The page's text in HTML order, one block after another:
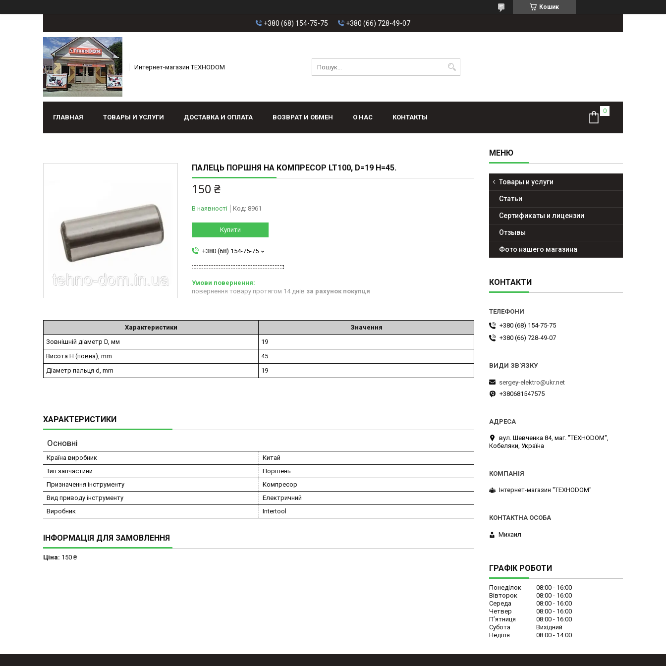
Кошик
+380 (68) 154-75-75 +380 (66) 728-49-07
Интернет-магазин ТЕХНОDOM
ГЛАВНАЯ ТОВАРЫ И УСЛУГИ ДОСТАВКА И ОПЛАТА ВОЗВРАТ И ОБМЕН О НАС КОНТАКТЫ
ПАЛЕЦЬ ПОРШНЯ НА КОМПРЕСОР LT100, D=19 H=45.
150 ₴
В наявності Код: 8961
Купити
+380 (68) 154-75-75
повернення товару протягом 14 днів за рахунок покупця
Характеристики
Значення
Зовнішній діаметр D, мм
19
Висота H (повна), mm
45
Діаметр пальця d, mm
19
ХАРАКТЕРИСТИКИ
Основні
Країна виробник
Китай
Тип запчастини
Поршень
Призначення інструменту
Компресор
Вид приводу інструменту
Електричний
Виробник
Intertool
ІНФОРМАЦІЯ ДЛЯ ЗАМОВЛЕННЯ
Ціна: 150 ₴
Товары и услуги
Статьи
Сертификаты и лицензии
Отзывы
Фото нашего магазина
КОНТАКТИ
+380 (68) 154-75-75
+380 (66) 728-49-07
sergey-elektro@ukr.net
+380681547575
вул. Шевченка 84, маг. "ТЕХНОDOM",
Кобеляки, Україна
Інтернет-магазин "ТЕХНОDOM"
Михаил
ГРАФІК РОБОТИ
Понеділок 08:00
16:00
Вівторок
08:00
16:00
Середа
08:00
16:00
Четвер
08:00
16:00
Пʼятниця
08:00
16:00
Субота
Вихідний
Неділя
08:00 14:00